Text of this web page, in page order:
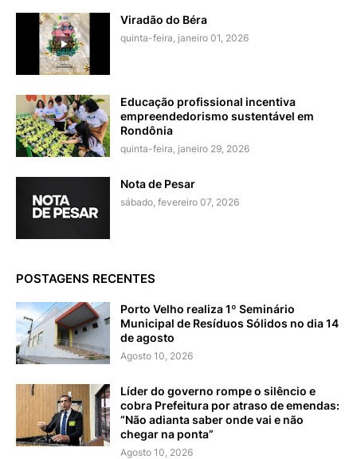
Viradão do Béra
quinta-feira, janeiro 01, 2026
Educação profissional incentiva
empreendedorismo sustentável em
Rondônia
quinta-feira, janeiro 29, 2026
Nota de Pesar
sábado, fevereiro 07, 2026
POSTAGENS RECENTES
Porto Velho realiza 1º Seminário
Municipal de Resíduos Sólidos no dia 14
de agosto
Agosto 10, 2026
Líder do governo rompe o silêncio e
cobra Prefeitura por atraso de emendas:
“Não adianta saber onde vai e não
chegar na ponta”
Agosto 10, 2026